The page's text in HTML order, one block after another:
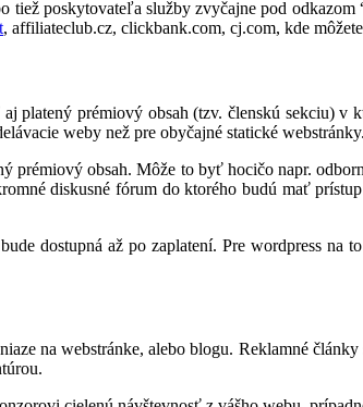
tiež poskytovateľa služby zvyčajne pod
, affiliateclub.cz, clickbank.com, cj.com, kde
platený prémiový obsah (tzv. členskú sekciu) v
weby než pre obyčajné statické webstránky.
prémiový obsah. Môže to byť hocičo napr.
diskusné fórum do ktorého budú mať
dostupná až po zaplatení. Pre wordpress
na webstránke, alebo blogu. Reklamné